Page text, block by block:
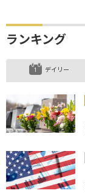
ランキング
デイリー